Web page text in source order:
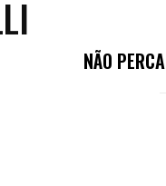
NÃO PERCA